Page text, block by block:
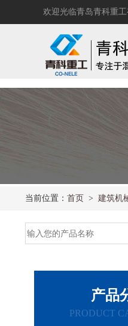
欢迎光临青岛青科重
当前位置： 首页 > 建筑机
产品
PRODUCT